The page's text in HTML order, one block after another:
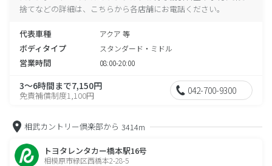
捨てなどの詳細は、こちらから各店舗にお電話ください。
代表車種 アクア 等
ボディタイプ スタンダード・ミドル
営業時間 08:00-20:00
3～6時間まで7,150円
免責補償制度1,100円 042-700-9300
相武カントリー倶楽部から 3414m
トヨタレンタカー橋本駅16号
相模原市緑区西橋本2-28-5